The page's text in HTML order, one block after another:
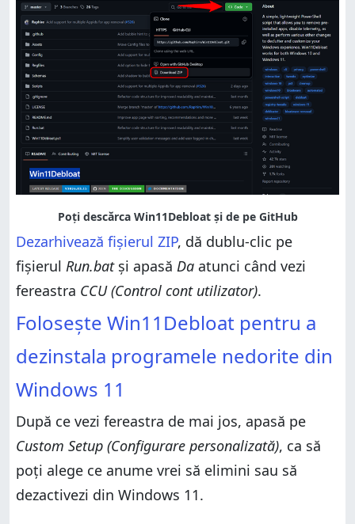
Dezarhivează fișierul ZIP, dă dublu-clic pe
fișierul Run.batși apasă Da atunci când vezi
fereastra CCU (Control cont utilizator).
Folosește Win11Debloat pentru a
dezinstala programele nedorite din
Windows 11
După ce vezi fereastra de mai jos, apasă pe
Custom Setup (Configurare personalizată), ca să
poți alege ce anume vrei să elimini sau să
dezactivezi din Windows 11.